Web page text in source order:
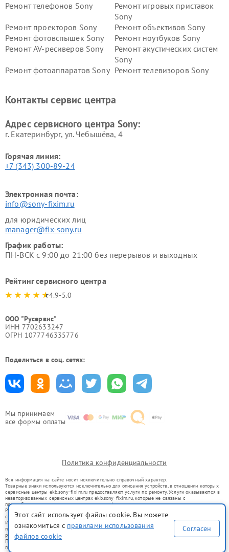
Мы принимаем
все формы оплаты
Ремонт телефонов Sony
Ремонт игровых приставок
Sony
Ремонт проекторов Sony
Ремонт объективов Sony
Ремонт фотовспышек Sony
Ремонт ноутбуков Sony
Ремонт AV-ресиверов Sony
Ремонт акустических систем
Sony
Ремонт фотоаппаратов Sony Ремонт телевизоров Sony
Контакты сервис центра
Адрес сервисного центра Sony:
г. Екатеринбург, ул. Чебышёва, 4
Горячая линия:
+7 (343) 300-89-24
Электронная почта:
info@sony-fixim.ru
для юридических лиц
manager@fix-sony.ru
График работы:
ПН-ВСК с 9:00 до 21:00 без перерывов и выходных
Рейтинг сервисного центра
4.9-5.0
ООО "Русервис"
ИНН 7702633247
ОГРН 1077746335776
Поделиться в соц. сетях:
Политика конфиденциальности
Вся информация на сайте носит исключительно справочный характер.
Товарные знаки используются исключительно для описания устройств, в отношении которых
сервисные центры ekb.sony-fixim.ru предоставляют услуги по ремонту. Услуги оказываются в
неавторизованных сервисных центрах ekb.sony-fixim.ru, которые не связаны с
правообладателями товарных знаков или их официальными представителями.
Ремонт осуществляется для устройств, уже введенных в гражданский оборот в соответствии
со статьей 1487 ГК РФ.
Использование товарных знаков не преследует цели индивидуализации услуг или введения
потребителей в заблуждение, а служит для информирования о предоставляемых услугах по
ремонту техники указанных брендов.
Представленная на сайте информация не является публичной офертой, определяемой
положениями Статьи 437(2) Гражданского кодекса РФ
Этот сайт использует файлы cookie. Вы можете
ознакомиться с правилами использования
файлов cookie
Согласен